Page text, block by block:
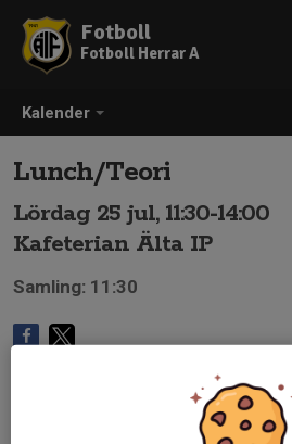
Kalender
Fotboll
Fotboll Herrar A
Lunch/Teori
Lördag 25 jul, 11:30-14:00
Kafeterian Älta IP
Samling: 11:30